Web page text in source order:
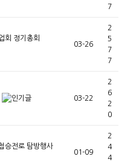
7
회 정기총회
03-26
2
5
7
7
03-22
2
6
2
0
승전로 탐방행사
01-09
2
4
4